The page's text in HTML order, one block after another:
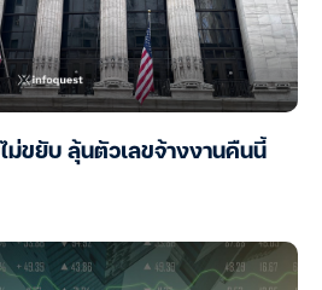
ม่ขยับ ลุ้นตัวเลขจ้างงานคืนนี้